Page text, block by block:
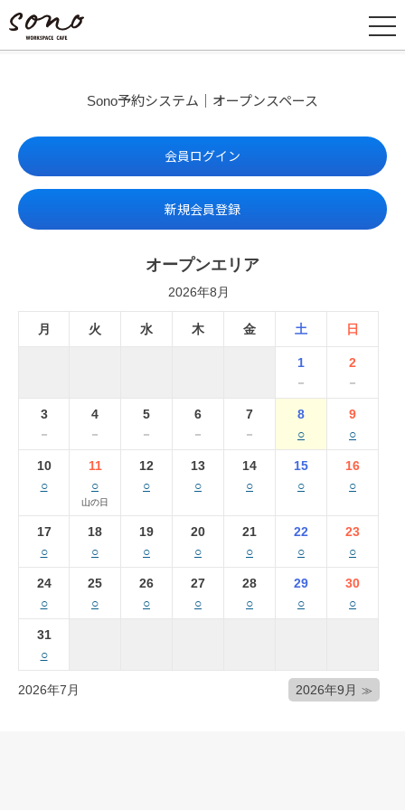
Sono予約システム｜オープンスペース
会員ログイン
新規会員登録
オープンエリア
2026年8月
月 火 水 木 金 土 日
1
－
2
－
3
－
4
－
5
－
6
－
7
－
8
○
9
○
10
○
11
○
山の日
12
○
13
○
14
○
15
○
16
○
17
○
18
○
19
○
20
○
21
○
22
○
23
○
24
○
25
○
26
○
27
○
28
○
29
○
30
○
31
○
2026年7月 2026年9月